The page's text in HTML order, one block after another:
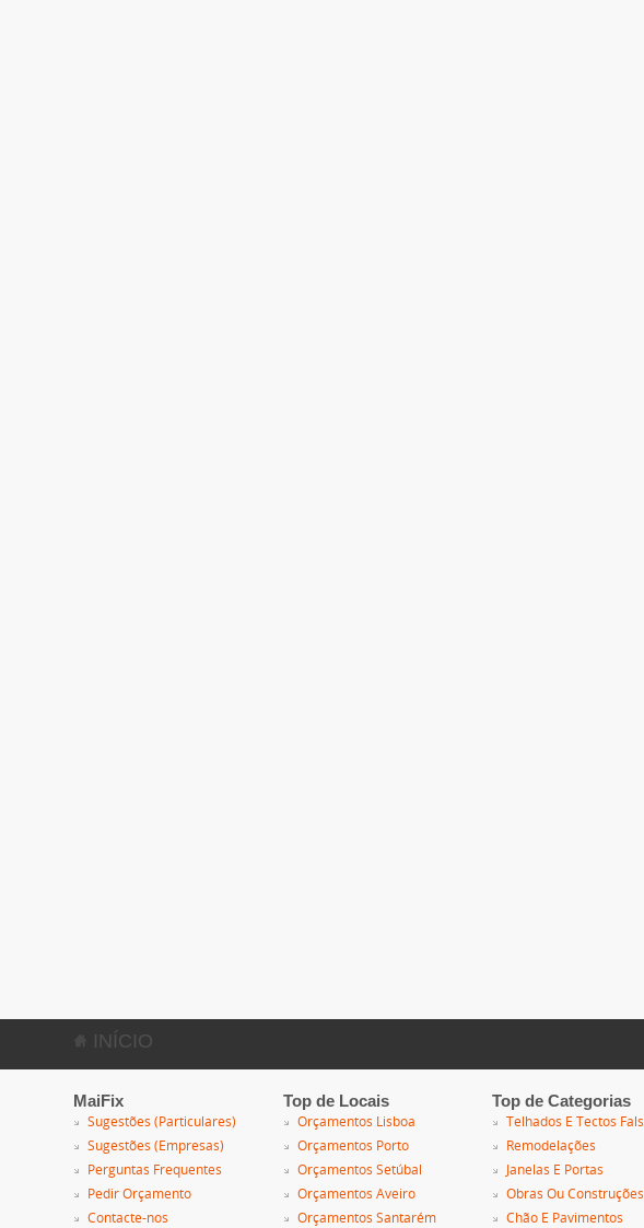
INÍCIO
MaiFix
Sugestões (Particulares)
Sugestões (Empresas)
Perguntas Frequentes
Pedir Orçamento
Contacte-nos
Top de Locais
Orçamentos Lisboa
Orçamentos Porto
Orçamentos Setúbal
Orçamentos Aveiro
Orçamentos Santarém
Top de Categorias
Telhados E Tectos Fals
Remodelações
Janelas E Portas
Obras Ou Construções
Chão E Pavimentos